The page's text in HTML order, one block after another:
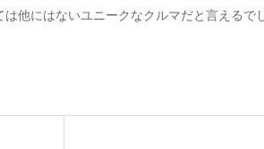
他にはないユニークなクルマだと言えるで